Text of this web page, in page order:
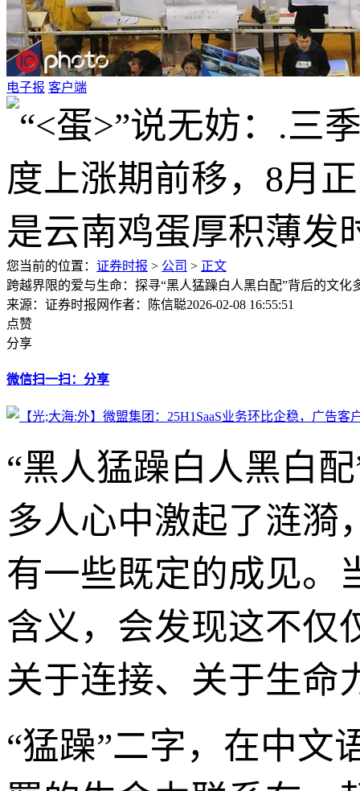
电子报 客户端
您当前的位置： 证券时报 > 公司 > 正文
跨越界限的爱与生命：探寻“黑人猛躁白人黑白配”背后的文化
来源：证券时报网作者：陈信聪2026-02-08 16:55:51
点赞
分享
微信扫一扫：分享
“黑人猛躁白人黑白
多人心中激起了涟漪
有一些既定的成见。
含义，会发现这不仅
关于连接、关于生命
“猛躁”二字，在中文